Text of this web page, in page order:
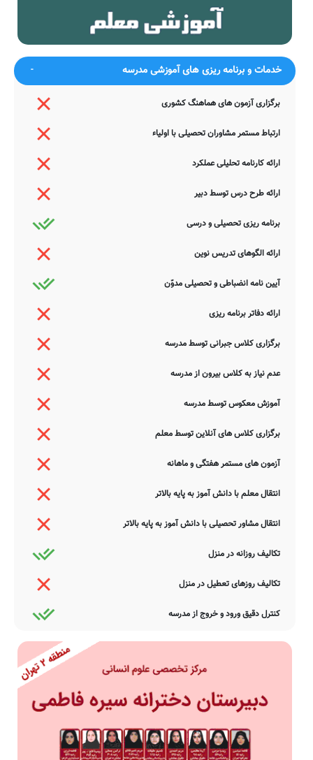
این خصوص دارید عمیقاً خواهشمندیم ما را جهت اصلاح و تکمیل این
اطلاعات یاری نمایید. سامانه مدرسانه ، مشتاقانه پذیرای دیدگاه ها و نقطه
خدمات و برنامه ریزی های آموزشی مدرسه
برگزاری آزمون های هماهنگ کشوری
ارتباط مستمر مشاوران تحصیلی با اولیاء
ارائه کارنامه تحلیلی عملکرد
ارائه طرح درس توسط دبیر
برنامه ریزی تحصیلی و درسی
ارائه الگوهای تدریس نوین
آیین نامه انضباطی و تحصیلی مدوّن
ارائه دفاتر برنامه ریزی
برگزاری کلاس جبرانی توسط مدرسه
عدم نیاز به کلاس بیرون از مدرسه
آموزش معکوس توسط مدرسه
برگزاری کلاس های آنلاین توسط معلم
آزمون های مستمر هفتگی و ماهانه
انتقال معلم با دانش آموز به پایه بالاتر
انتقال مشاور تحصیلی با دانش آموز به پایه بالاتر
تکالیف روزانه در منزل
تکالیف روزهای تعطیل در منزل
کنترل دقیق ورود و خروج از مدرسه